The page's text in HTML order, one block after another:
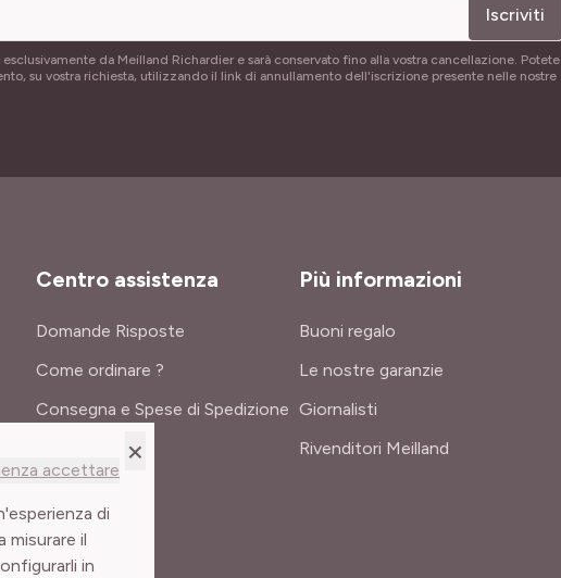
×
accettare
di
misurare il
in
Iscriviti
da Meilland Richardier e sarà conservato fino alla vostra cancellazione. Potete
su vostra richiesta, utilizzando il link di annullamento dell'iscrizione presente nelle nostre
Centro assistenza
Domande Risposte
Come ordinare ?
Consegna e Spese di Spedizione
Più informazioni
Buoni regalo
Le nostre garanzie
Giornalisti
Rivenditori Meilland